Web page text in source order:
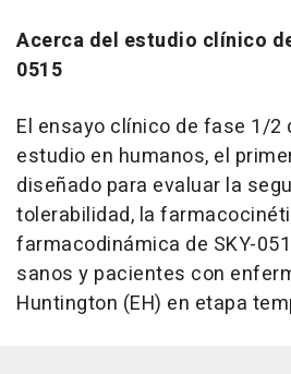
Acerca del estudio clínico
0515
El ensayo clínico de fase 1/2
estudio en humanos, el
diseñado para evaluar la
tolerabilidad, la
farmacodinámica de SKY-
sanos y pacientes con
Huntington (EH) en etapa